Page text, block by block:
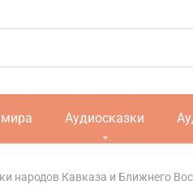
Аудиосказки
народов Кавказа и Ближнего